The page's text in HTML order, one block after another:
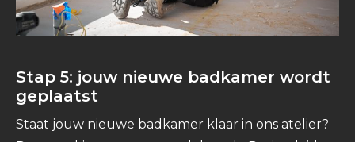
Stap 5: jouw nieuwe badkamer wordt
geplaatst
Staat jouw nieuwe badkamer klaar in ons atelier?